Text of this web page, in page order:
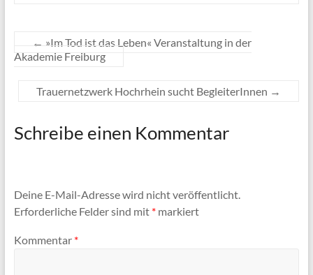
← »Im Tod ist das Leben« Veranstaltung in der
Akademie Freiburg
Trauernetzwerk Hochrhein sucht BegleiterInnen →
Schreibe einen Kommentar
Deine E-Mail-Adresse wird nicht veröffentlicht.
Erforderliche Felder sind mit *markiert
Kommentar *